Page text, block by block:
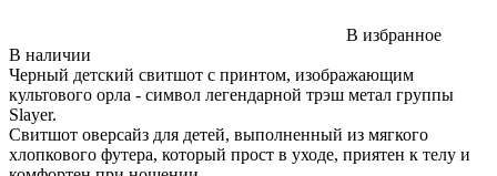
В избранное
В наличии
Черный детский свитшот с принтом, изображающим
культового орла - символ легендарной трэш метал группы
Slayer.
Свитшот оверсайз для детей, выполненный из мягкого
хлопкового футера, который прост в уходе, приятен к телу и